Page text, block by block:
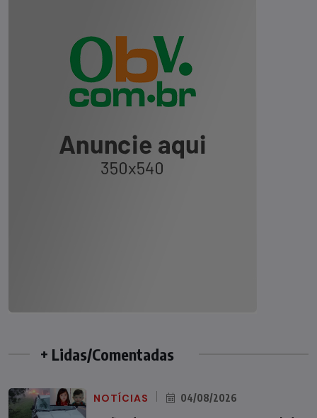
+ Lidas/Comentadas
NOTÍCIAS 04/08/2026